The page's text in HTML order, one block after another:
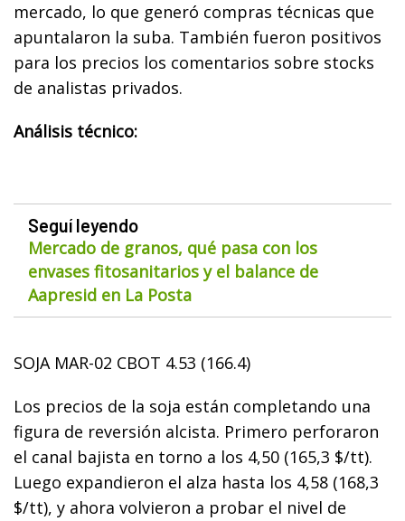
mercado, lo que generó compras técnicas que
apuntalaron la suba. También fueron positivos
para los precios los comentarios sobre stocks
de analistas privados.
Análisis técnico:
Seguí leyendo
Mercado de granos, qué pasa con los
envases fitosanitarios y el balance de
Aapresid en La Posta
SOJA MAR-02 CBOT 4.53 (166.4)
Los precios de la soja están completando una
figura de reversión alcista. Primero perforaron
el canal bajista en torno a los 4,50 (165,3 $/tt).
Luego expandieron el alza hasta los 4,58 (168,3
$/tt), y ahora volvieron a probar el nivel de